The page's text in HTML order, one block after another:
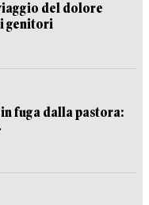
del dolore
genitori
fuga dalla pastora: